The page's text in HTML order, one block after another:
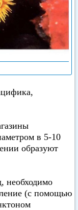
в 5-10
образуют
необходимо
(с помощью